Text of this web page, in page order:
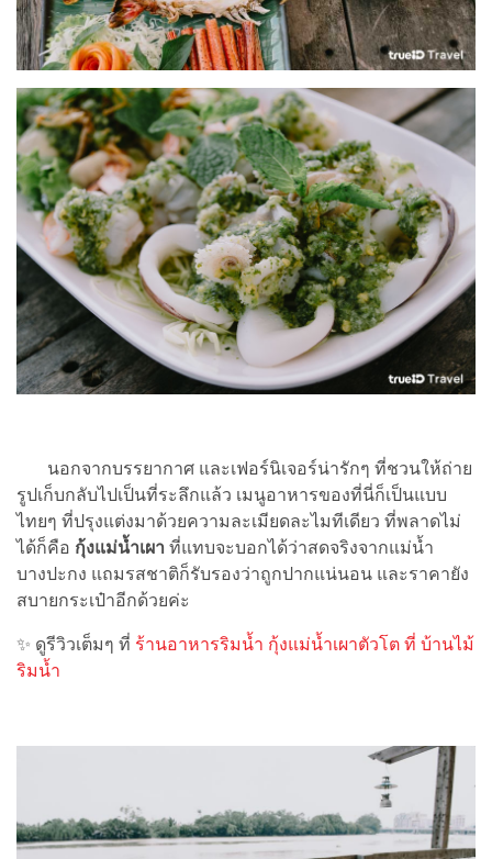
นอกจากบรรยากาศ และเฟอร์นิเจอร์น่ารักๆ ที่ชวนให้ถ่าย
รูปเก็บกลับไปเป็นที่ระลึกแล้ว เมนูอาหารของที่นี่ก็เป็นแบบ
ไทยๆ ที่ปรุงแต่งมาด้วยความละเมียดละไมทีเดียว ที่พลาดไม่
ได้ก็คือ กุ้งแม่น้ำเผา ที่แทบจะบอกได้ว่าสดจริงจากแม่น้ำ
บางปะกง แถมรสชาติก็รับรองว่าถูกปากแน่นอน และราคายัง
สบายกระเป๋าอีกด้วยค่ะ
✨ ดูรีวิวเต็มๆ ที่ ร้านอาหารริมน้ำ กุ้งแม่น้ำเผาตัวโต ที่ บ้านไม้
ริมน้ำ